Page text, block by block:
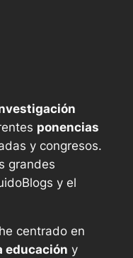
ponencias
y congresos.
grandes
y el
centrado en
educación y